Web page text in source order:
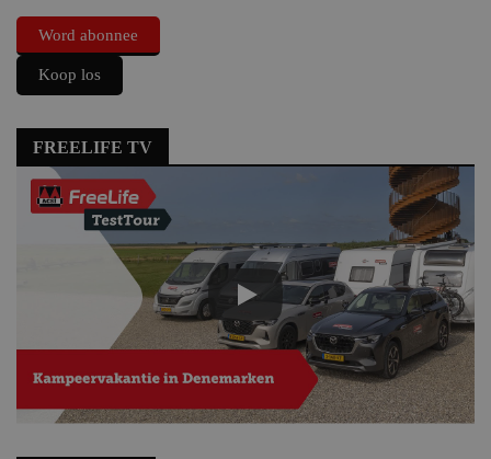
Word abonnee
Koop los
FREELIFE TV